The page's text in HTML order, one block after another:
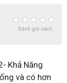
Đánh giá sách
Khả Năng
và có hơn